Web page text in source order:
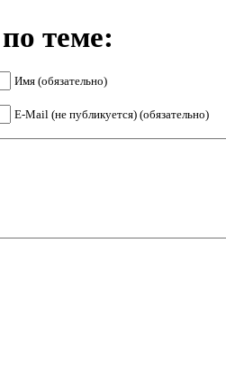
теме:
Имя (обязательно)
E-Mail (не публикуется) (обязательно)